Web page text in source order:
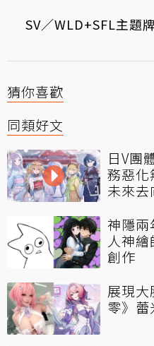
SV／WLD+SFL主題
猜你喜歡
同類好文
日V團
務惡化
未來去
神隱兩
人神
創作
展現
零》